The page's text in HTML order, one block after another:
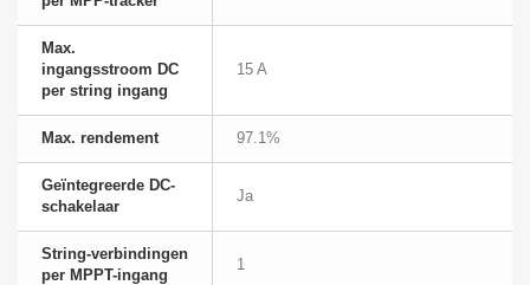
Max.
ingangsstroom DC
per string ingang
15 A
Max. rendement 97.1%
Geïntegreerde DC-
schakelaar
Ja
String-verbindingen
per MPPT-ingang
1